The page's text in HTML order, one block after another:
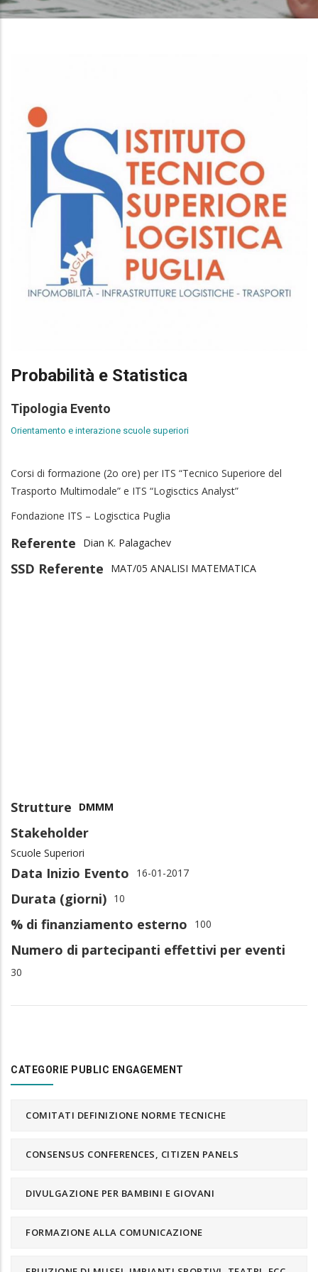
Probabilità e Statistica
Tipologia Evento
Orientamento e interazione scuole superiori
Corsi di formazione (2o ore) per ITS “Tecnico Superiore del
Trasporto Multimodale” e ITS “Logisctics Analyst”
Fondazione ITS – Logisctica Puglia
Referente Dian K. Palagachev
SSD Referente MAT/05 ANALISI MATEMATICA
Strutture DMMM
Stakeholder
Scuole Superiori
Data Inizio Evento 16-01-2017
Durata (giorni) 10
% di finanziamento esterno 100
Numero di partecipanti effettivi per eventi
30
CATEGORIE PUBLIC ENGAGEMENT
COMITATI DEFINIZIONE NORME TECNICHE
CONSENSUS CONFERENCES, CITIZEN PANELS
DIVULGAZIONE PER BAMBINI E GIOVANI
FORMAZIONE ALLA COMUNICAZIONE